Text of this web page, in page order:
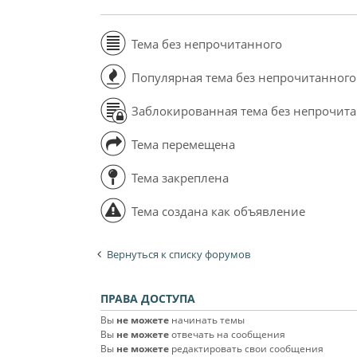
Тема без непрочитанного
Популярная тема без непрочитанного
Заблокированная тема без
Тема перемещена
Тема закреплена
Тема создана как объявление
Вернуться к списку форумов
ПРАВА ДОСТУПА
Вы не можете начинать темы
Вы не можетеотвечать на сообщения
Вы не можете редактировать свои сообщения